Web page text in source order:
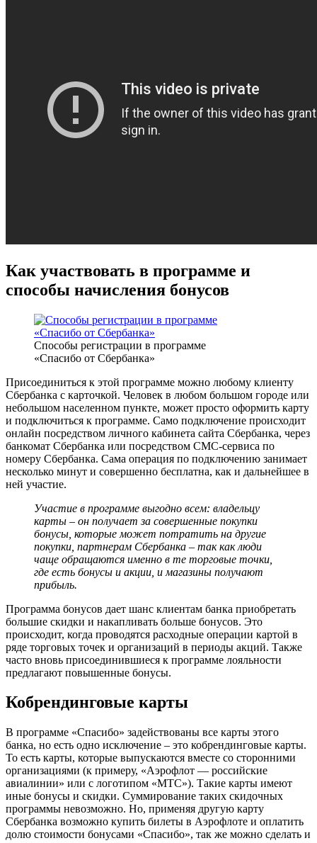
Как участвовать в программе и
способы начисления бонусов
Способы регистрации в программе
«Спасибо от Сбербанка»
Присоединиться к этой программе можно любому клиенту
Сбербанка с карточкой. Человек в любом большом городе или
небольшом населенном пункте, может просто оформить карту
и подключиться к программе. Само подключение происходит
онлайн посредством личного кабинета сайта Сбербанка, через
банкомат Сбербанка или посредством СМС-сервиса по
номеру Сбербанка. Сама операция по подключению занимает
несколько минут и совершенно бесплатна, как и дальнейшее в
ней участие.
Участие в программе выгодно всем: владельцу
карты – он получает за совершенные покупки
бонусы, которые может потратить на другие
покупки, партнерам Сбербанка – так как люди
чаще обращаются именно в те торговые точки,
где есть бонусы и акции, и магазины получают
прибыль.
Программа бонусов дает шанс клиентам банка приобретать
большие скидки и накапливать больше бонусов. Это
происходит, когда проводятся расходные операции картой в
ряде торговых точек и организаций в периоды акций. Также
часто вновь присоединившиеся к программе лояльности
предлагают повышенные бонусы.
Кобрендинговые карты
В программе «Спасибо» задействованы все карты этого
банка, но есть одно исключение – это кобрендинговые карты.
То есть карты, которые выпускаются вместе со сторонними
организациями (к примеру, «Аэрофлот — российские
авиалинии» или с логотипом «МТС»). Такие карты имеют
иные бонусы и скидки. Суммирование таких скидочных
программы невозможно. Но, применяя другую карту
Сбербанка возможно купить билеты в Аэрофлоте и оплатить
долю стоимости бонусами «Спасибо», так же можно сделать и